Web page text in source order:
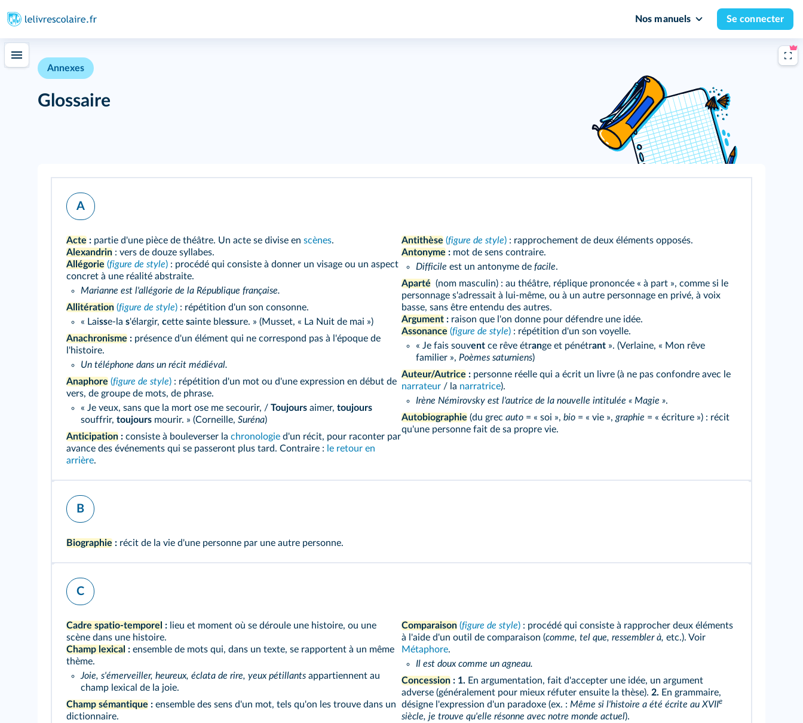
Nos manuels Se connecter
Annexes
Glossaire
A
Acte : partie d'une pièce de théâtre. Un acte se divise en scènes.
Alexandrin : vers de douze syllabes.
Allégorie (figure de style) : procédé qui consiste à donner un visage ou un aspect
concret à une réalité abstraite.
Marianne est l'allégorie de la République française.
Allitération (figure de style) : répétition d'un son consonne.
« Laisse-la s'élargir, cette sainte blessure. » (Musset, « La Nuit de mai »)
Anachronisme : présence d'un élément qui ne correspond pas à l'époque de
l'histoire.
Un téléphone dans un récit médiéval.
Anaphore (figure de style) : répétition d'un mot ou d'une expression en début de
vers, de groupe de mots, de phrase.
« Je veux, sans que la mort ose me secourir, / Toujours aimer, toujours
souffrir, toujours mourir. » (Corneille, Suréna)
Anticipation : consiste à bouleverser la chronologie d'un récit, pour raconter par
avance des événements qui se passeront plus tard. Contraire : le retour en
arrière.
Antithèse (figure de style) : rapprochement de deux éléments opposés.
Antonyme : mot de sens contraire.
Difficile est un antonyme de facile.
Aparté (nom masculin) : au théâtre, réplique prononcée « à part », comme si le
personnage s'adressait à lui-même, ou à un autre personnage en privé, à voix
basse, sans être entendu des autres.
Argument : raison que l'on donne pour défendre une idée.
Assonance (figure de style) : répétition d'un son voyelle.
« Je fais souvent ce rêve étrange et pénétrant ». (Verlaine, « Mon rêve
familier », Poèmes saturniens)
Auteur/Autrice : personne réelle qui a écrit un livre (à ne pas confondre avec le
narrateur / la narratrice).
Irène Némirovsky est l'autrice de la nouvelle intitulée « Magie ».
Autobiographie (du grec auto = « soi », bio = « vie », graphie = « écriture ») : récit
qu'une personne fait de sa propre vie.
B
Biographie : récit de la vie d'une personne par une autre personne.
C
Cadre spatio-temporel : lieu et moment où se déroule une histoire, ou une
scène dans une histoire.
Champ lexical : ensemble de mots qui, dans un texte, se rapportent à un même
thème.
Joie, s'émerveiller, heureux, éclata de rire, yeux pétillants appartiennent au
champ lexical de la joie.
Champ sémantique : ensemble des sens d'un mot, tels qu'on les trouve dans un
dictionnaire.
Comparaison (figure de style) : procédé qui consiste à rapprocher deux éléments
à l'aide d'un outil de comparaison (comme, tel que, ressembler à, etc.). Voir
Métaphore.
Il est doux comme un agneau.
Concession : 1. En argumentation, fait d'accepter une idée, un argument
adverse (généralement pour mieux réfuter ensuite la thèse). 2. En grammaire,
désigne l'expression d'un paradoxe (ex. : Même si l'histoire a été écrite au XVIIe
siècle, je trouve qu'elle résonne avec notre monde actuel).